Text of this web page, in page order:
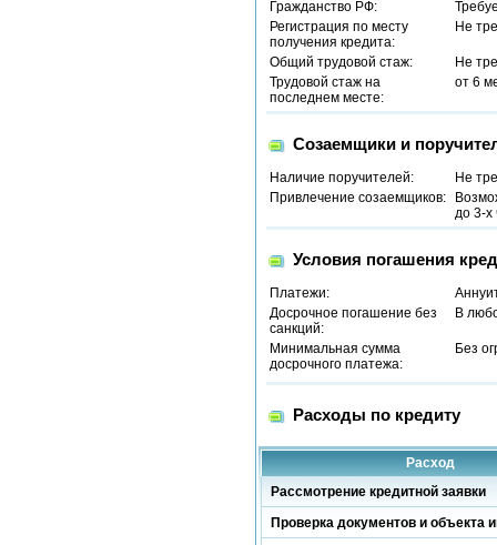
Гражданство РФ:
Регистрация по месту
получения кредита:
Не
Общий трудовой стаж:
Не
Трудовой стаж на
последнем месте:
от 6
Созаемщики и
Наличие поручителей:
Не
Привлечение созаемщиков:
до 3-х
Условия погашения
Платежи:
Досрочное погашение без
санкций:
В
Минимальная сумма
досрочного платежа:
Без
Расходы по кредиту
Расход
Рассмотрение кредитной заявки
Проверка документов и объекта